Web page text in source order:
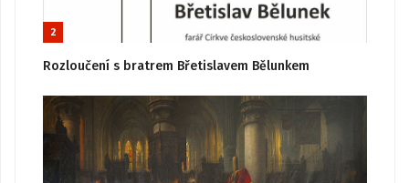
2
Rozloučení s bratrem Břetislavem Bělunkem